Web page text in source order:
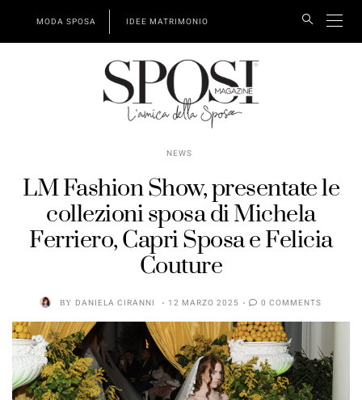
MODA SPOSA IDEE MATRIMONIO
NEWS
LM Fashion Show, presentate le
collezioni sposa di Michela
Ferriero, Capri Sposa e Felicia
Couture
BY DANIELA CIRANNI 12 MARZO 2025 0 COMMENTS